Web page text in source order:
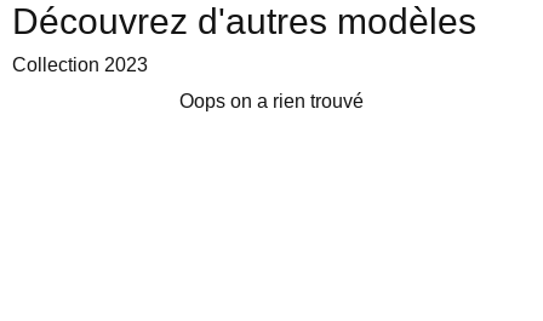
Découvrez d'autres modèles
Collection 2023
Oops on a rien trouvé